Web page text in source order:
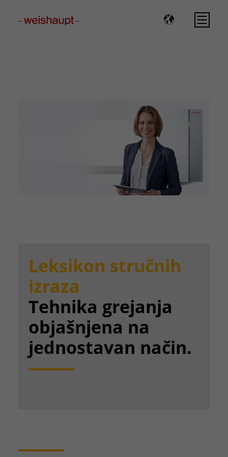
Leksikon stručnih
izraza
Tehnika grejanja
objašnjena na
jednostavan način.